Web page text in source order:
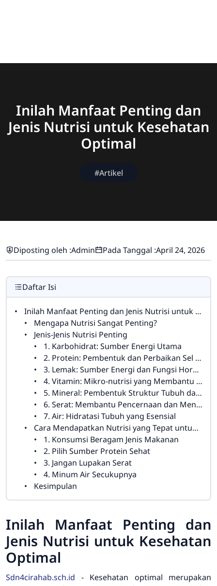
Inilah Manfaat Penting dan
Jenis Nutrisi untuk Kesehatan
Optimal
#Artikel
Diposting oleh :Admin Pada Tanggal :April 24, 2026
Daftar Isi
Inilah Manfaat Penting dan Jenis Nutrisi untuk Kesehatan Optimal
Mengapa Nutrisi Sangat Penting?
Jenis-Jenis Nutrisi Penting
1. Karbohidrat: Sumber Energi Utama
2. Protein: Pembentuk dan Perbaikan Sel Tubuh
3. Lemak: Sumber Energi dan Fungsi Hormonal
4. Vitamin: Mikro-nutrisi yang Membantu Fungsi Tubuh
5. Mineral: Pembentuk Struktur Tubuh dan Elektrolit
6. Serat: Membantu Pencernaan dan Menjaga Kesehatan Usus
7. Air: Hidratasi Tubuh yang Esensial
Cara Mendapatkan Nutrisi yang Tepat untuk Kesehatan Optimal
1. Konsumsi Beragam Jenis Makanan
2. Pilih Sumber Protein Sehat
3. Jangan Lupakan Serat
4. Minum Air Secukupnya
Kesimpulan
Inilah Manfaat Penting dan
Jenis Nutrisi untuk Kesehatan
Optimal
Sdn4cirahab.sch.id - Kesehatan optimal merupakan